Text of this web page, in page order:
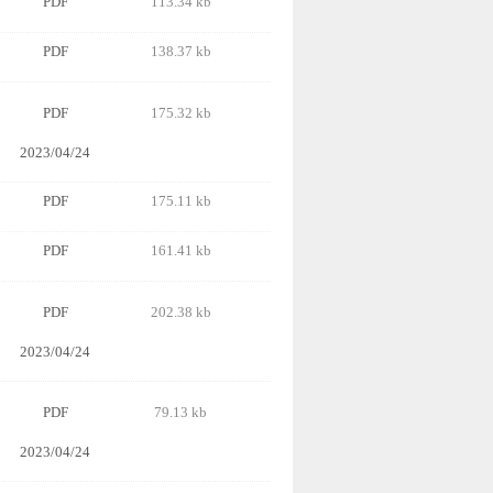
PDF 138.37 kb
PDF 175.32 kb
2023/04/24
PDF 175.11 kb
PDF 161.41 kb
PDF 202.38 kb
2023/04/24
PDF 79.13 kb
2023/04/24